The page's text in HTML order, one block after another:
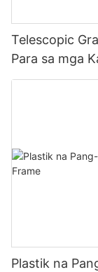
Telescopic
Para sa mga
Plastik na